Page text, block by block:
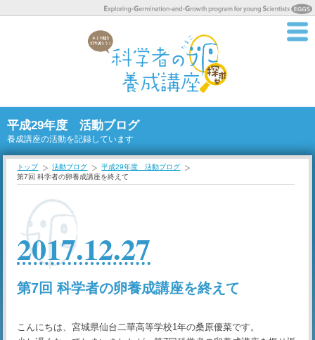
平成29年度 活動ブログ
養成講座の活動を記録しています
トップ 活動ブログ
平成29年度 活動ブログ
第7回 科学者の卵養成講座を終えて
2017.12.27
第7回 科学者の卵養成講座を終えて
こんにちは、宮城県仙台二華高等学校1年の桑原優菜です。